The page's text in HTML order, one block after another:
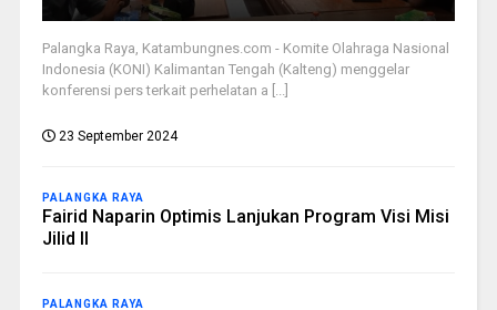
Palangka Raya, Katambungnes.com - Komite Olahraga Nasional
Indonesia (KONI) Kalimantan Tengah (Kalteng) menggelar
konferensi pers terkait perhelatan a [...]
23 September 2024
PALANGKA RAYA
Fairid Naparin Optimis Lanjukan Program Visi Misi
Jilid II
PALANGKA RAYA